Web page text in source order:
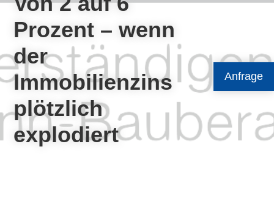
Anfrage
Prozent – wenn
der
Immobilienzins
plötzlich
explodiert